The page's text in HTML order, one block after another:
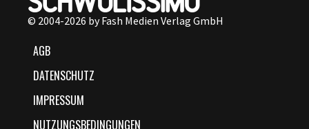
© 2004-2026 by Fash Medien Verlag GmbH
AGB
DATENSCHUTZ
IMPRESSUM
NUTZUNGSBEDINGUNGEN